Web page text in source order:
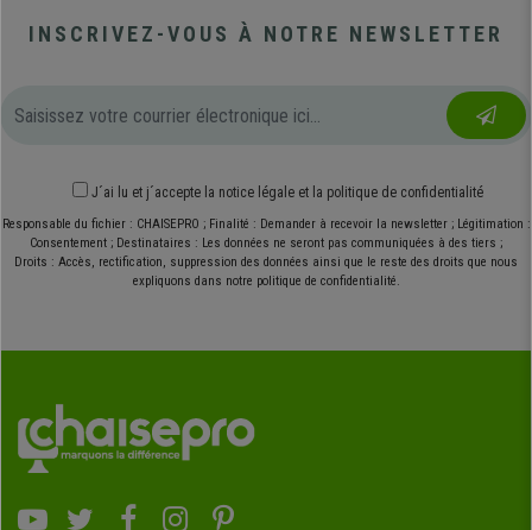
INSCRIVEZ-VOUS À NOTRE NEWSLETTER
J´ai lu et j´accepte la notice légale et la politique de confidentialité
Responsable du fichier : CHAISEPRO ; Finalité : Demander à recevoir la newsletter ; Légitimation :
Consentement ; Destinataires : Les données ne seront pas communiquées à des tiers ;
Droits : Accès, rectification, suppression des données ainsi que le reste des droits que nous
expliquons dans notre politique de confidentialité.